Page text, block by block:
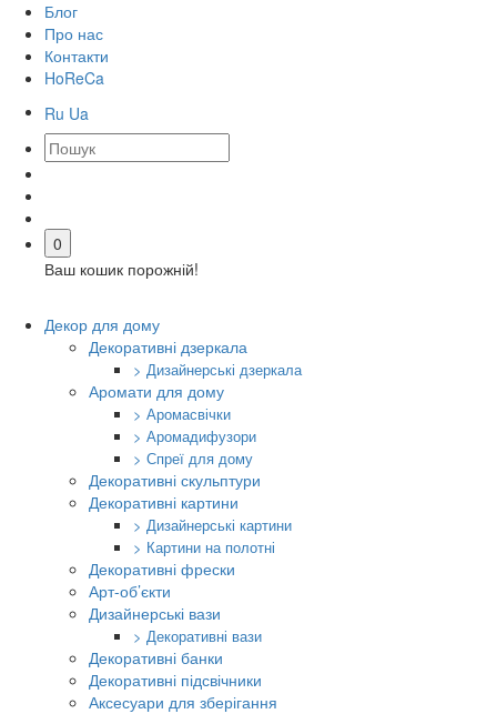
Блог
Про нас
Контакти
HoReCa
Ru Ua
0
Ваш кошик порожній!
Декор для дому
Декоративні дзеркала
> Дизайнерські дзеркала
Аромати для дому
> Аромасвічки
> Аромадифузори
> Спреї для дому
Декоративні скульптури
Декоративні картини
> Дизайнерські картини
> Картини на полотні
Декоративні фрески
Арт-об’єкти
Дизайнерські вази
> Декоративні вази
Декоративні банки
Декоративні підсвічники
Аксесуари для зберігання